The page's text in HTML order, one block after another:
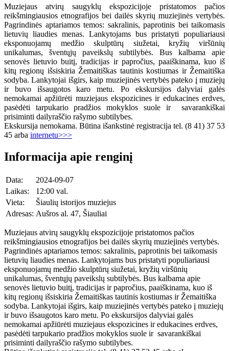
Muziejaus atvirų saugyklų ekspozicijoje pristatomos pačios
reikšmingiausios etnografijos bei dailės skyrių muziejinės vertybės.
Pagrindinės aptariamos temos: sakralinis, paprotinis bei taikomasis
lietuvių liaudies menas. Lankytojams bus pristatyti populiariausi
eksponuojamų medžio skulptūrų siužetai, kryžių viršūnių
unikalumas, šventųjų paveikslų subtilybės. Bus kalbama apie
senovės lietuvio buitį, tradicijas ir papročius, paaiškinama, kuo iš
kitų regionų išsiskiria Žemaitiškas tautinis kostiumas ir Žemaitiška
sodyba. Lankytojai išgirs, kaip muziejinės vertybės pateko į muziejų
ir buvo išsaugotos karo metu. Po ekskursijos dalyviai galės
nemokamai apžiūrėti muziejaus ekspozicines ir edukacines erdves,
pasėdėti tarpukario pradžios mokyklos suole ir savarankiškai
prisiminti dailyraščio rašymo subtilybes.
Ekskursija nemokama. Būtina išankstinė registracija tel. (8 41) 37 53
45 arba internetu>>>
Informacija apie renginį
Data:
2024-09-07
Laikas:
12:00 val.
Vieta:
Šiaulių istorijos muziejus
Adresas: Aušros al. 47, Šiauliai
Muziejaus atvirų saugyklų ekspozicijoje pristatomos pačios
reikšmingiausios etnografijos bei dailės skyrių muziejinės vertybės.
Pagrindinės aptariamos temos: sakralinis, paprotinis bei taikomasis
lietuvių liaudies menas. Lankytojams bus pristatyti populiariausi
eksponuojamų medžio skulptūrų siužetai, kryžių viršūnių
unikalumas, šventųjų paveikslų subtilybės. Bus kalbama apie
senovės lietuvio buitį, tradicijas ir papročius, paaiškinama, kuo iš
kitų regionų išsiskiria Žemaitiškas tautinis kostiumas ir Žemaitiška
sodyba. Lankytojai išgirs, kaip muziejinės vertybės pateko į muziejų
ir buvo išsaugotos karo metu. Po ekskursijos dalyviai galės
nemokamai apžiūrėti muziejaus ekspozicines ir edukacines erdves,
pasėdėti tarpukario pradžios mokyklos suole ir savarankiškai
prisiminti dailyraščio rašymo subtilybes.